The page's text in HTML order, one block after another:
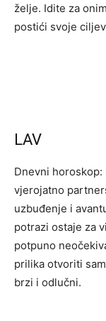
želje. Idite za
postići svoje
LAV
Dnevni horoskop:
vjerojatno
uzbuđenje i
potrazi ostaje za
potpuno
prilika otvoriti
brzi i odlučni.